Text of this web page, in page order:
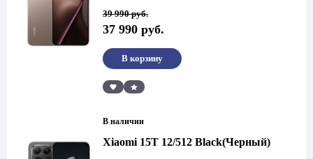
39 990руб.
Первоначальная
цена
составляла
990 руб..
37 990 руб.
Текущая
цена:
37
Сравнить
В корзину
В наличии
Xiaomi 15T 12/512 Black(Черный)